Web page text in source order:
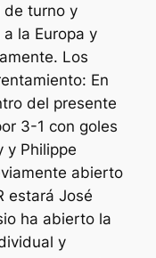
de turno y
la Europa y
Los
En
del presente
3-1 con goles
y Philippe
abierto
estará José
ha abierto la
y